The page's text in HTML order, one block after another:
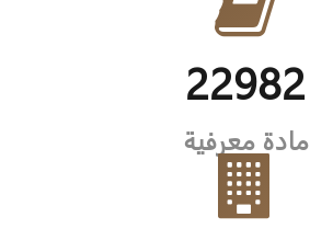
22982
مادة معرفية